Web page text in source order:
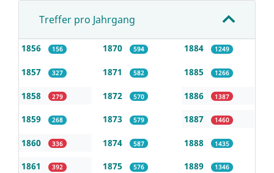
Treffer pro Jahrgang
1856 156
1857 327
1858 279
1859 268
1860 336
1861 392
1870 594
1871 582
1872 570
1873 579
1874 587
1875 576
1884 1249
1885 1266
1886 1387
1887 1460
1888 1435
1889 1346